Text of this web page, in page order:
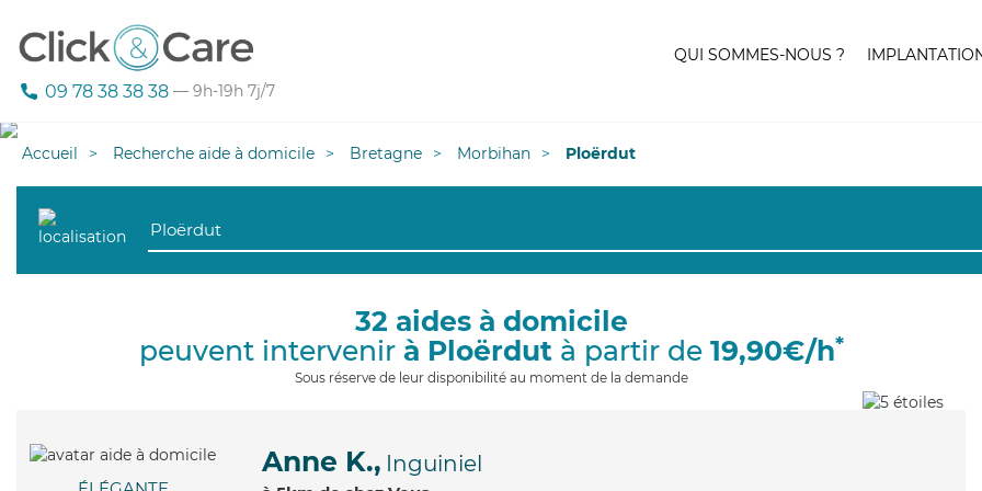
09 78 38 38 38 — 9h-19h 7j/7
QUI SOMMES-NOUS ?
Accueil Recherche aide à domicile Bretagne Morbihan Ploërdut
32 aides à domicile
peuvent intervenir à Ploërdutà partir de 19,90€/h*
Sous réserve de leur disponibilité au moment de la demande
Anne K., Inguiniel